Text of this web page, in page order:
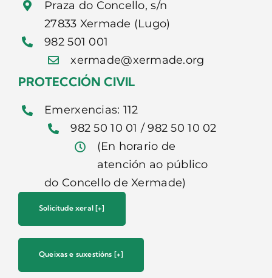
CONTACTO
Praza do Concello, s/n
27833 Xermade (Lugo)
982 501 001
xermade@xermade.org
PROTECCIÓN CIVIL
Emerxencias: 112
982 50 10 01 / 982 50 10 02
(En horario de
atención ao público
do Concello de Xermade)
Solicitude xeral [+]
Queixas e suxestións [+]